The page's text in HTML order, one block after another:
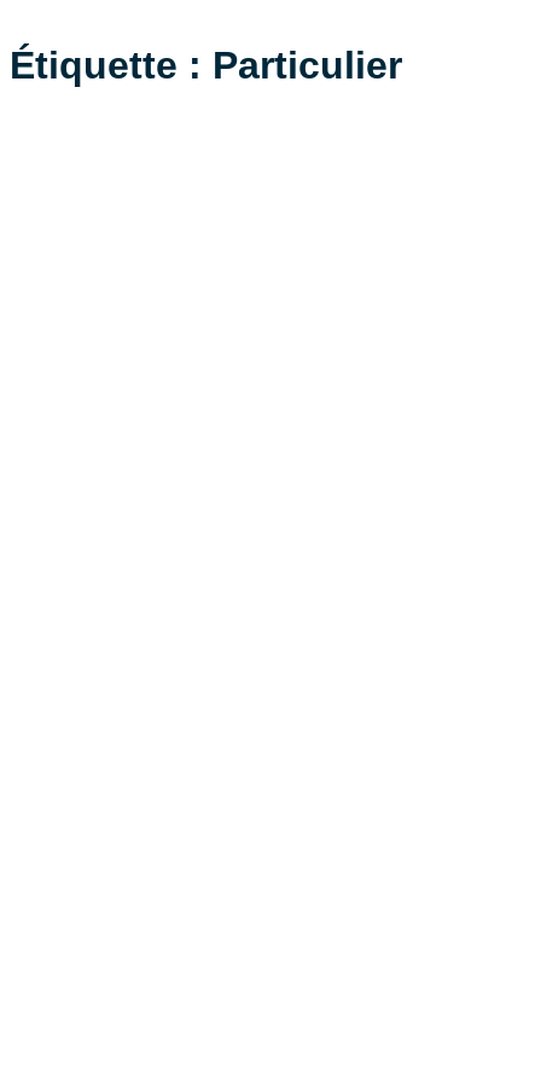
Aller
au
Étiquette : Particulier